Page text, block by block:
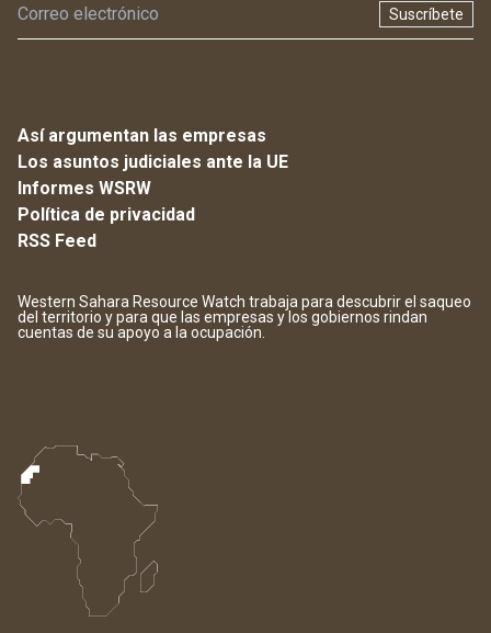
Suscríbete
Así argumentan las empresas
Los asuntos judiciales ante la UE
Informes WSRW
Política de privacidad
RSS Feed
Western Sahara Resource Watch trabaja para descubrir el saqueo
del territorio y para que las empresas y los gobiernos rindan
cuentas de su apoyo a la ocupación.